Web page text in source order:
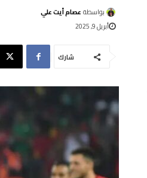
بواسطة عصام أيت علي
أبريل 9, 2025
شارك